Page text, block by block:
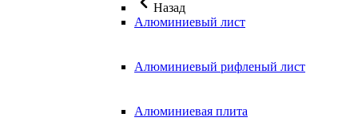
Назад
Алюминиевый лист
Алюминиевый рифленый лист
Алюминиевая плита